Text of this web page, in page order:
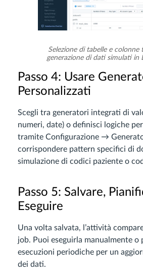
Selezione di tabelle e colonne
generazione di dati simulati in
Passo 4: Usare
Personalizzati
Scegli tra generatori integrati di
numeri, date) o definisci logiche
tramite Configurazione →
corrispondere pattern specifici di
simulazione di codici paziente o
Passo 5: Salvare,
Eseguire
Una volta salvata, l’attività
job. Puoi eseguirla manualmente o
esecuzioni periodiche per un
dei dati.